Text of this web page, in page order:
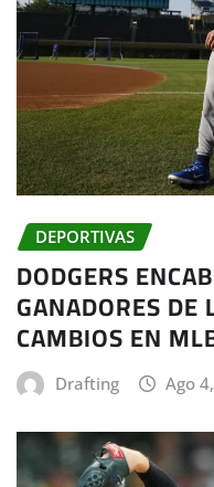
DEPORTIVAS
DODGERS
GANADORES
CAMBIOS EN
Drafting Ago